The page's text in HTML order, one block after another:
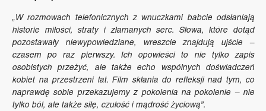
„W rozmowach telefonicznych z wnuczkami babcie odsłaniają
historie miłości, straty i złamanych serc. Słowa, które dotąd
pozostawały niewypowiedziane, wreszcie znajdują ujście –
czasem po raz pierwszy. Ich opowieści to nie tylko zapis
osobistych przeżyć, ale także echo wspólnych doświadczeń
kobiet na przestrzeni lat. Film skłania do refleksji nad tym, co
naprawdę sobie przekazujemy z pokolenia na pokolenie – nie
tylko ból, ale także siłę, czułość i mądrość życiową”.